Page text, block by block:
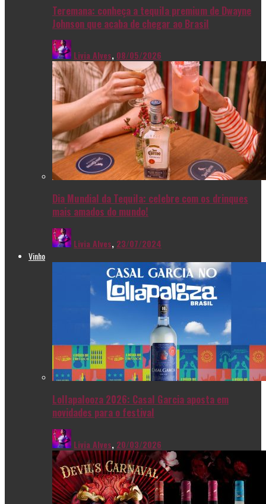
Teremana: conheça a tequila premium de Dwayne
Johnson que acaba de chegar ao Brasil
Livia Alves, 08/05/2026
Dia Mundial da Tequila: celebre com os drinques
mais amados do mundo!
Livia Alves, 23/07/2024
Vinho
Lollapalooza 2026: Casal Garcia aposta em
novidades para o festival
Livia Alves, 20/03/2026